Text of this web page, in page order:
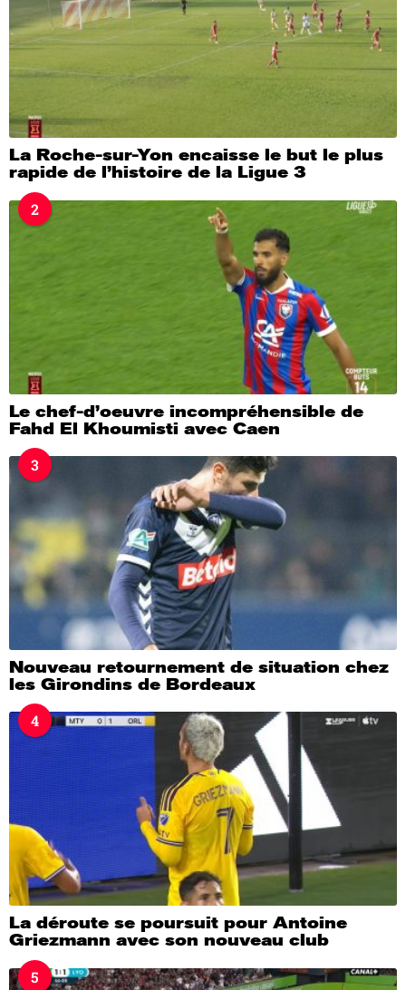
La Roche-sur-Yon encaisse le but le plus
rapide de l’histoire de la Ligue 3
2
Le chef-d’oeuvre incompréhensible de
Fahd El Khoumisti avec Caen
3
Nouveau retournement de situation chez
les Girondins de Bordeaux
4
La déroute se poursuit pour Antoine
Griezmann avec son nouveau club
5